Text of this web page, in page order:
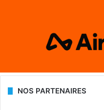
NOS PARTENAIRES